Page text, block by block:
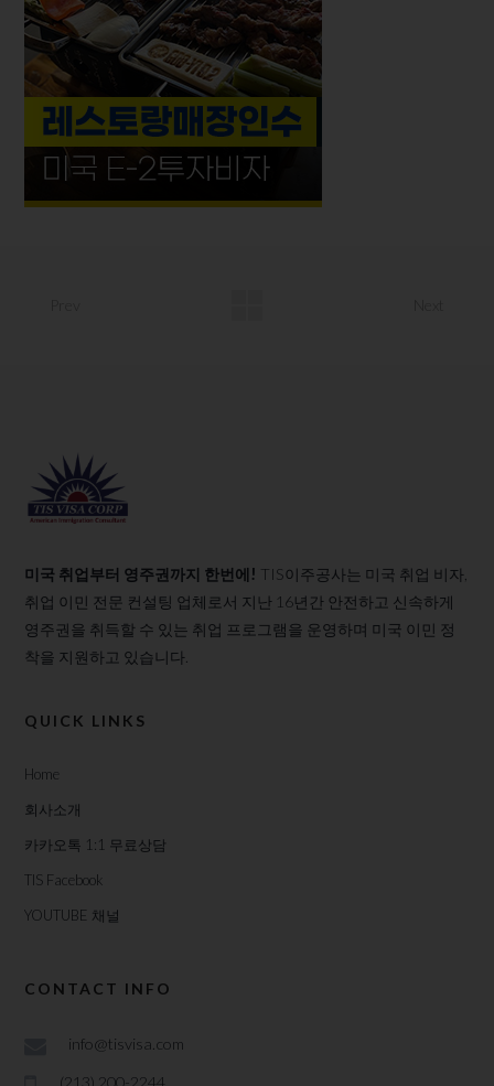
미국 취업부터 영주권까지 한번에! TIS이주공사는 미국 취업 비자,
취업 이민 전문 컨설팅 업체로서 지난 16년간 안전하고 신속하게
영주권을 취득할 수 있는 취업 프로그램을 운영하며 미국 이민 정
착을 지원하고 있습니다.
QUICK LINKS
Home
회사소개
카카오톡 1:1 무료상담
TIS Facebook
YOUTUBE 채널
CONTACT INFO
info@tisvisa.com